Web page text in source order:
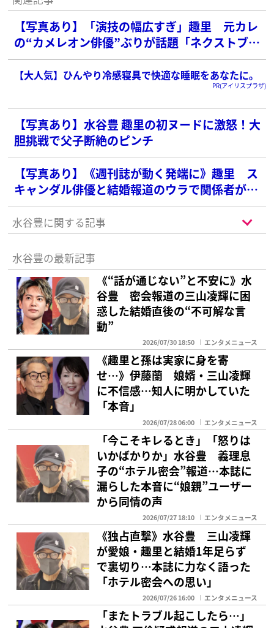
【写真あり】「演技の幅広すぎ」趣里 元カレ
の“カメレオン俳優”ぶりが話題「ネクストブレ
イク枠でしょ」
【大人気】ひんやり冷感寝具で快適な睡眠をあなたに。
PR(アイリスプラザ)
【写真あり】水谷豊 趣里の初ヌードに激怒！大
胆挑戦で父子断絶のピンチ
【写真あり】《週刊誌が動く発端に》趣里 ス
キャンダル俳優と結婚報道のウラで関係者が注
目する“予言”投稿
水谷豊に関する記事
水谷豊の最新記事
《“話が通じない”と不安に》水
谷豊 密会報道の三山凌輝に困
惑した結婚直後の“不可解な言
動”
2026/07/30 18:50 エンタメニュース
《趣里と孫は実家に身を寄
せ…》伊藤蘭 娘婿・三山凌輝
に不信感…知人に明かしていた
「本音」
2026/07/28 06:00 エンタメニュース
「今こそキレるとき」「怒りは
いかばかりか」水谷豊 義理息
子の“ホテル密会”報道…本誌に
漏らした本音に“娘親”ユーザー
から同情の声
2026/07/27 18:10 エンタメニュース
《独占直撃》水谷豊 三山凌輝
が愛娘・趣里と結婚1年足らず
で裏切り…本誌に力なく語った
「ホテル密会への思い」
2026/07/26 16:00 エンタメニュース
「またトラブル起こしたら…」